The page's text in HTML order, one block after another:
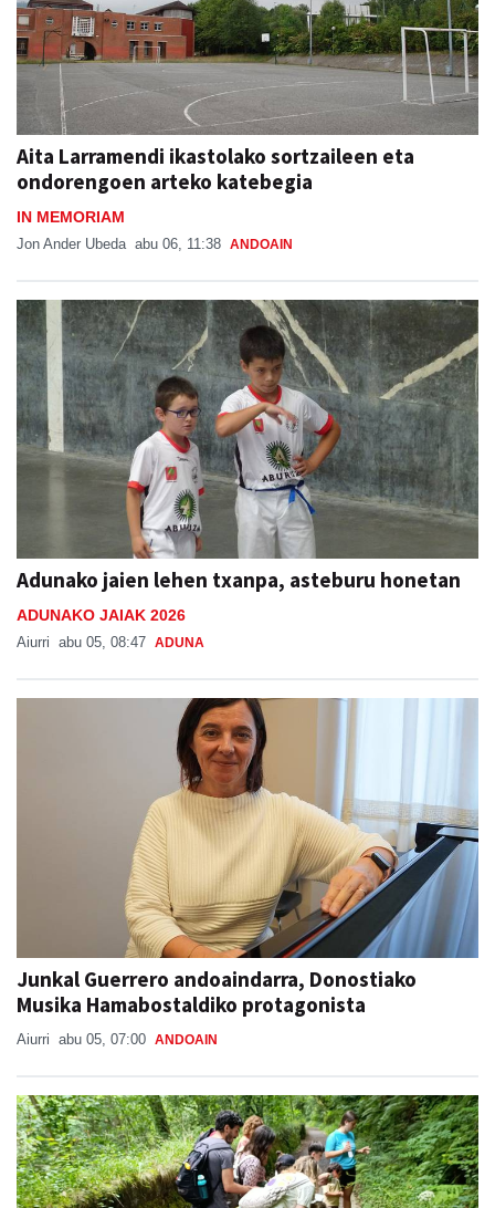
Aita Larramendi ikastolako sortzaileen eta
ondorengoen arteko katebegia
IN MEMORIAM
Jon Ander Ubeda abu 06, 11:38 ANDOAIN
Adunako jaien lehen txanpa, asteburu honetan
ADUNAKO JAIAK 2026
Aiurri abu 05, 08:47 ADUNA
Junkal Guerrero andoaindarra, Donostiako
Musika Hamabostaldiko protagonista
Aiurri abu 05, 07:00 ANDOAIN